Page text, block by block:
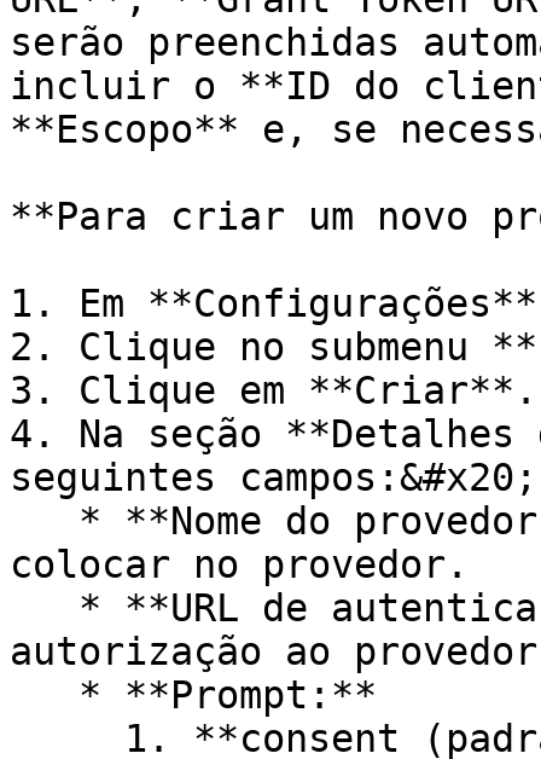
serão preenchidas
incluir o **ID do
**Escopo** e, se
**Para criar um novo
1. Em
2. Clique no submenu
3. Clique em **Criar**.
4. Na seção **Detalhes
seguintes campos:&#x20;
colocar no provedor.
autorização ao